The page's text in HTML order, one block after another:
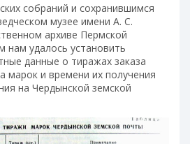
собраний и сохранившимся
музее имени А. С.
архиве Пермской
нам удалось установить
данные о тиражах заказа
марок и времени их получения
на Чердынской земской